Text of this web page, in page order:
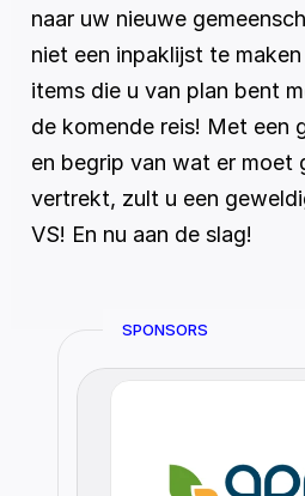
naar uw nieuwe
niet een inpaklijst te
items die u van plan bent
de komende reis! Met een
en begrip van wat er moet
vertrekt, zult u een
VS! En nu aan de slag!
SPONSORS